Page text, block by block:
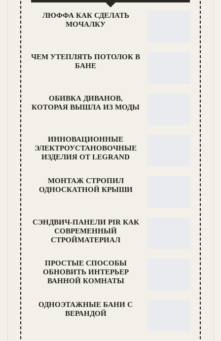
ЛЮФФА КАК СДЕЛАТЬ
МОЧАЛКУ
ЧЕМ УТЕПЛЯТЬ ПОТОЛОК В
БАНЕ
ОБИВКА ДИВАНОВ,
КОТОРАЯ ВЫШЛА ИЗ МОДЫ
ИННОВАЦИОННЫЕ
ЭЛЕКТРОУСТАНОВОЧНЫЕ
ИЗДЕЛИЯ ОТ LEGRAND
МОНТАЖ СТРОПИЛ
ОДНОСКАТНОЙ КРЫШИ
СЭНДВИЧ-ПАНЕЛИ PIR КАК
СОВРЕМЕННЫЙ
СТРОЙМАТЕРИАЛ
ПРОСТЫЕ СПОСОБЫ
ОБНОВИТЬ ИНТЕРЬЕР
ВАННОЙ КОМНАТЫ
ОДНОЭТАЖНЫЕ БАНИ С
ВЕРАНДОЙ